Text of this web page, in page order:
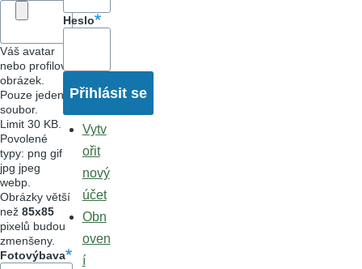
Váš avatar
nebo profilový
obrázek.
Pouze jeden
soubor.
Limit 30 KB.
Povolené
typy: png gif
jpg jpeg
webp.
Obrázky větší
než 85x85
pixelů budou
zmenšeny.
Fotovýbava
Heslo
Vytv
ořit
nový
účet
Obn
oven
í